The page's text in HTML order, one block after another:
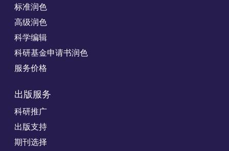
标准润色
高级润色
科学编辑
科研基金申请书润色
服务价格
出版服务
科研推广
出版支持
期刊选择